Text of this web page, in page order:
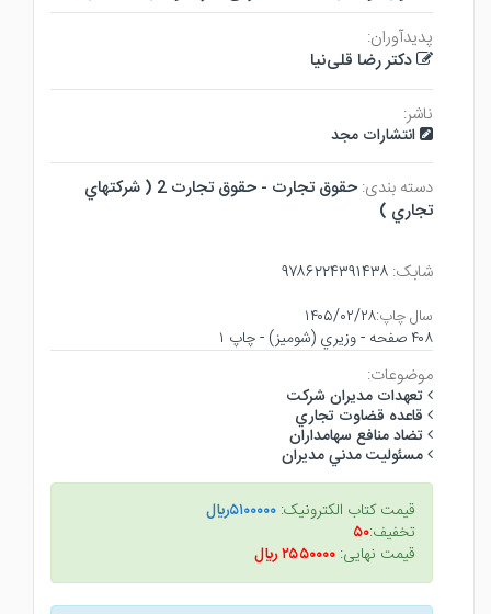
پدیدآوران:
دکتر رضا قلی‌نیا
ناشر:
انتشارات مجد
دسته بندی:
حقوق تجارت - حقوق تجارت 2 ( شركتهاي
تجاري )
شابک: ۹۷۸۶۲۲۴۳۹۱۴۳۸
سال چاپ:۱۴۰۵/۰۲/۲۸
۴۰۸ صفحه - وزيري (شوميز) - چاپ ۱
موضوعات:
تعهدات مديران شركت
قاعده قضاوت تجاري
تضاد منافع سهامداران
مسئوليت مدني مديران
قیمت کتاب الکترونیک: ۵۱۰۰۰۰۰ريال
تخفیف:۵۰
قیمت نهایی: ۲۵۵۰۰۰۰ ريال